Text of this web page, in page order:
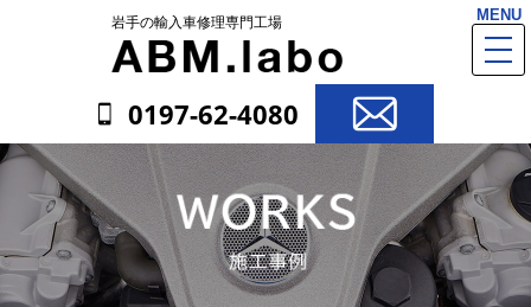
MENU
岩手の輸入車修理専門工場
0197-62-4080